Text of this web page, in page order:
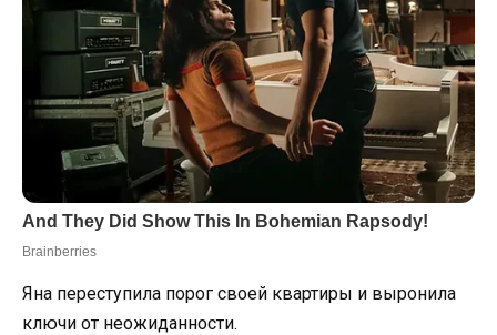
Яна переступила порог своей квартиры и выронила
ключи от неожиданности.